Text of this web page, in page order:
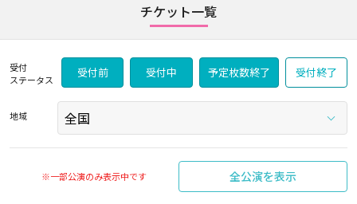
チケット一覧
受付
ステータス
受付前 受付中 予定枚数終了 受付終了
地域
※一部公演のみ表示中です 全公演を表示